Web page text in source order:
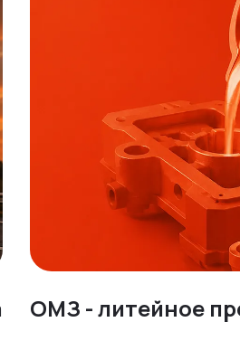
ОМЗ - литейное